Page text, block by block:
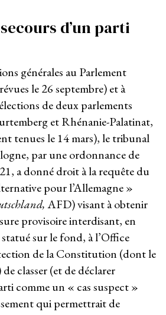
d’un parti
générales au Parlement
le 26 septembre) et à
de deux parlements
et Rhénanie-Palatinat,
tenues le 14 mars), le tribunal
par une ordonnance de
a donné droit à la requête du
pour l’Allemagne »
AFD) visant à obtenir
provisoire interdisant, en
sur le fond, à l’Office
de la Constitution (dont le
classer (et de déclarer
comme un « cas suspect »
qui permettrait de